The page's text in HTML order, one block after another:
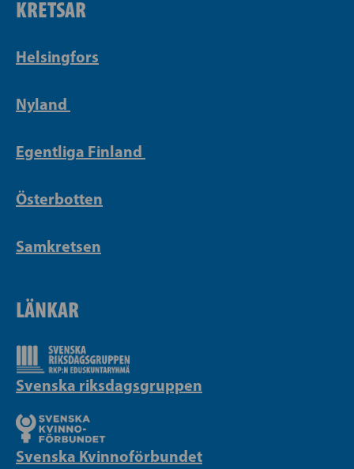
KRETSAR
Helsingfors
Nyland
Egentliga Finland
Österbotten
Samkretsen
LÄNKAR
Svenska riksdagsgruppen
Svenska Kvinnoförbundet